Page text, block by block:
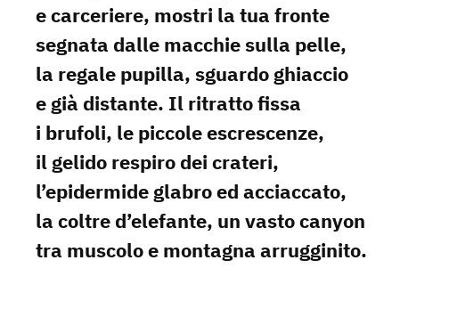
e carceriere, mostri la tua fronte
segnata dalle macchie sulla pelle,
la regale pupilla, sguardo ghiaccio
e già distante. Il ritratto fissa
i brufoli, le piccole escrescenze,
il gelido respiro dei crateri,
l’epidermide glabro ed acciaccato,
la coltre d’elefante, un vasto canyon
tra muscolo e montagna arrugginito.